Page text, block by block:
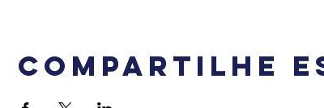
Compartilhe